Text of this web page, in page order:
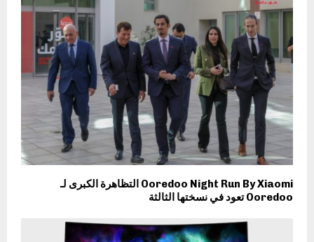
Ooredoo Night Run By Xiaomi التظاهرة الكبرى لـ
Ooredoo تعود في نسختها الثالثة